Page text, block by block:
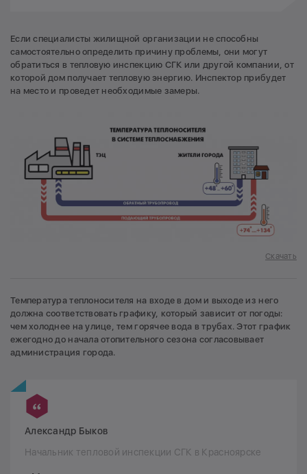
Если специалисты жилищной организации не способны
самостоятельно определить причину проблемы, они могут
обратиться в тепловую инспекцию СГК или другой компании, от
которой дом получает тепловую энергию. Инспектор прибудет
на место и проведет необходимые замеры.
Скачать
Температура теплоносителя на входе в дом и выходе из него
должна соответствовать графику, который зависит от погоды:
чем холоднее на улице, тем горячее вода в трубах. Этот график
ежегодно до начала отопительного сезона согласовывает
администрация города.
Александр Быков
Начальник тепловой инспекции СГК в Красноярске